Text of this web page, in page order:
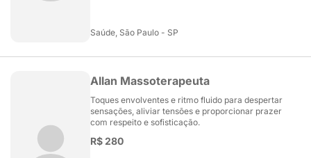
Saúde, São Paulo - SP
Allan Massoterapeuta
Toques envolventes e ritmo fluido para despertar
sensações, aliviar tensões e proporcionar prazer
com respeito e sofisticação.
R$ 280